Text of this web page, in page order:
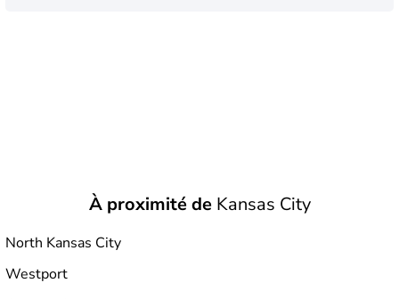
À proximité deKansas City
North Kansas City
Westport